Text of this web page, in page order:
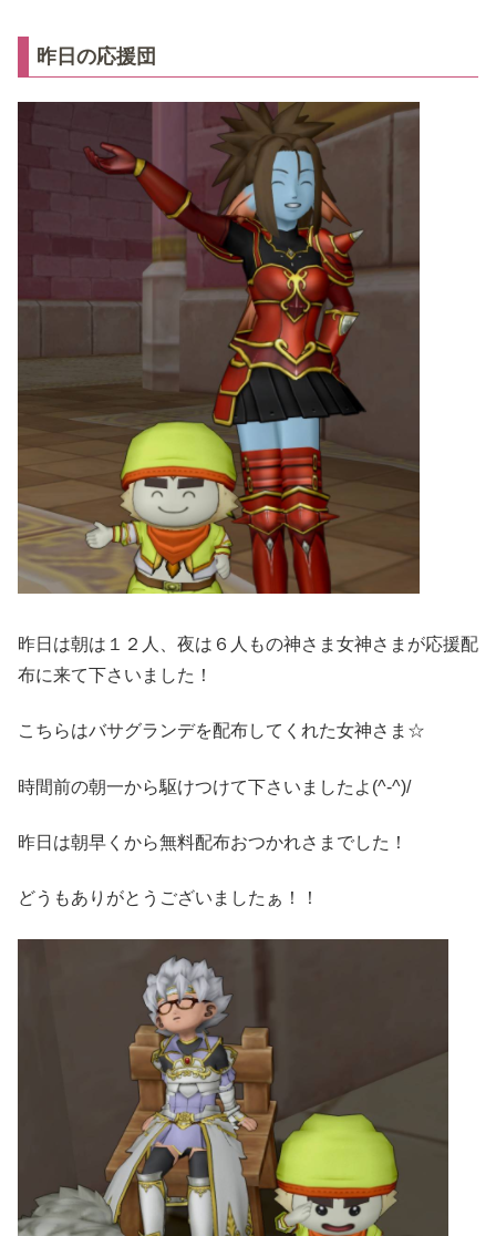
昨日の応援団
昨日は朝は１２人、夜は６人もの神さま女神さまが応援配
布に来て下さいました！
こちらはバサグランデを配布してくれた女神さま☆
時間前の朝一から駆けつけて下さいましたよ(^-^)/
昨日は朝早くから無料配布おつかれさまでした！
どうもありがとうございましたぁ！！